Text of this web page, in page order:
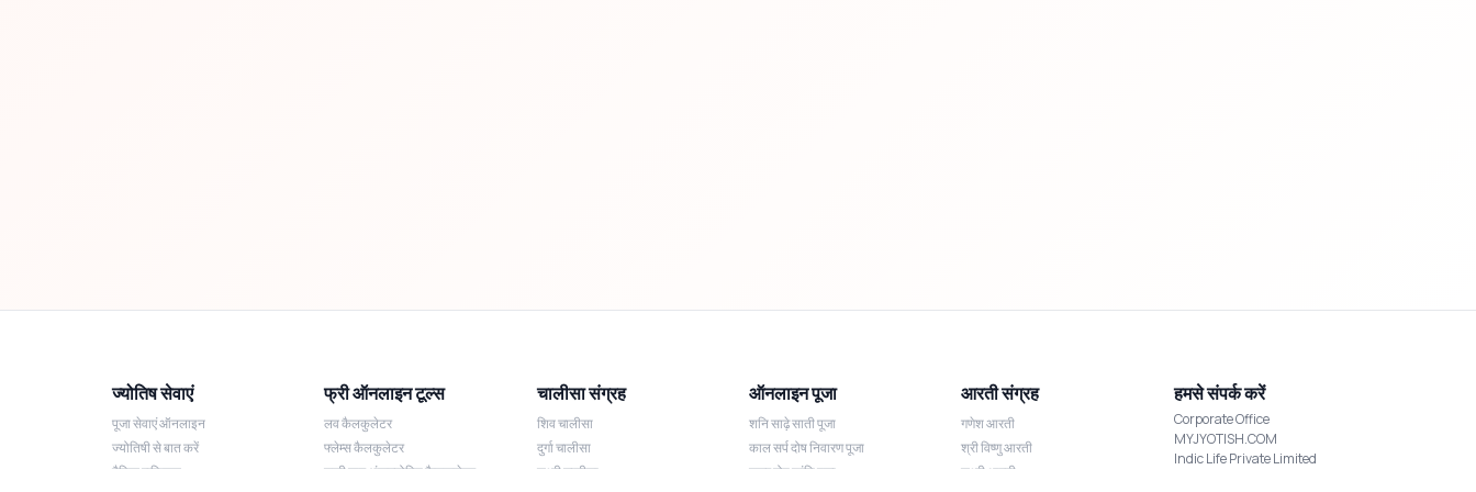
ज्योतिष सेवाएं
पूजा सेवाएं ऑनलाइन
ज्योतिषी से बात करें
दैनिक राशिफल
फ्री ऑनलाइन टूल्स
लव कैलकुलेटर
फ्लेम्स कैलकुलेटर
लकी नाम अंकज्योतिष कैलकुलेटर
चालीसा संग्रह
शिव चालीसा
दुर्गा चालीसा
लक्ष्मी चालीसा
ऑनलाइन पूजा
शनि साढ़े साती पूजा
काल सर्प दोष निवारण पूजा
नज़र दोष शांति पूजा
आरती संग्रह
गणेश आरती
श्री विष्णु आरती
लक्ष्मी आरती
हमसे संपर्क करें
Corporate Office
MYJYOTISH.COM
Indic Life Private Limited